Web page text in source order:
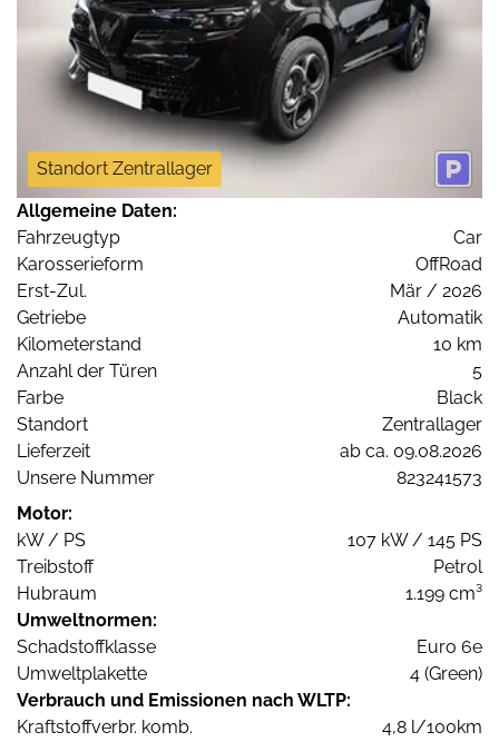
Standort Zentrallager
Allgemeine Daten:
Fahrzeugtyp
Car
Karosserieform
OffRoad
Erst-Zul.
Mär / 2026
Getriebe
Automatik
Kilometerstand
10 km
Anzahl der Türen
5
Farbe
Black
Standort
Zentrallager
Lieferzeit
ab ca. 09.08.2026
Unsere Nummer
823241573
Motor:
kW / PS
107 kW / 145 PS
Treibstoff
Petrol
Hubraum
1.199 cm³
Umweltnormen:
Schadstoffklasse
Euro 6e
Umweltplakette
4 (Green)
Verbrauch und Emissionen nach WLTP:
Kraftstoffverbr. komb.
4,8 l/100km